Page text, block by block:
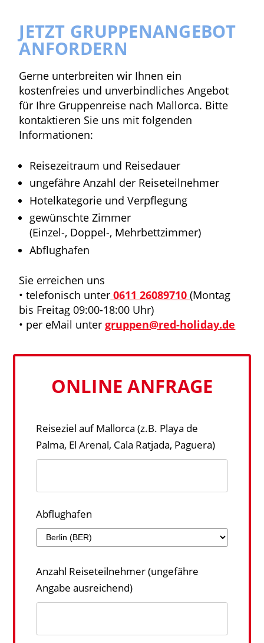
JETZT GRUPPENANGEBOT
ANFORDERN
Gerne unterbreiten wir Ihnen ein
kostenfreies und unverbindliches Angebot
für Ihre Gruppenreise nach Mallorca. Bitte
kontaktieren Sie uns mit folgenden
Informationen:
Reisezeitraum und Reisedauer
ungefähre Anzahl der Reiseteilnehmer
Hotelkategorie und Verpflegung
gewünschte Zimmer
(Einzel-, Doppel-, Mehrbettzimmer)
Abflughafen
Sie erreichen uns
• telefonisch unter 0611 26089710(Montag
bis Freitag 09:00-18:00 Uhr)
• per eMail untergruppen@red-holiday.de
ONLINE ANFRAGE
Reiseziel auf Mallorca (z.B. Playa de
Palma, El Arenal, Cala Ratjada, Paguera)
Abflughafen
Anzahl Reiseteilnehmer (ungefähre
Angabe ausreichend)